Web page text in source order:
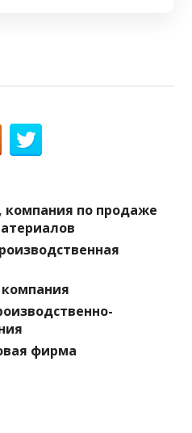
компания по продаже
компания
фирма